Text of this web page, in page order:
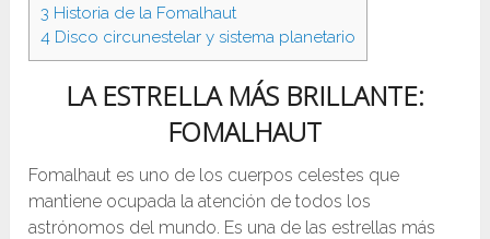
3 Historia de la Fomalhaut
4 Disco circunestelar y sistema planetario
LA ESTRELLA MÁS BRILLANTE:
FOMALHAUT
Fomalhaut es uno de los cuerpos celestes que
mantiene ocupada la atención de todos los
astrónomos del mundo. Es una de las estrellas más